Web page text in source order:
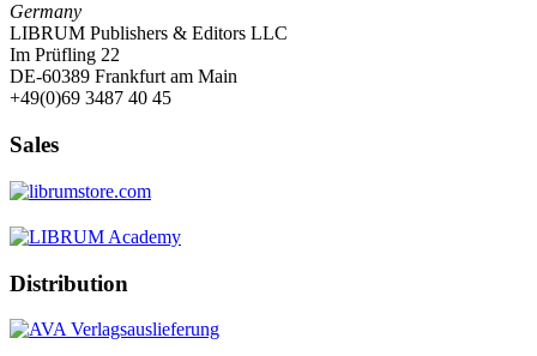
Germany
LIBRUM Publishers & Editors LLC
Im Prüfling 22
DE-60389 Frankfurt am Main
+49(0)69 3487 40 45
Sales
Distribution